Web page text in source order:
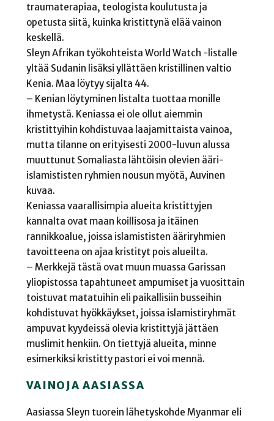
traumaterapiaa, teologista koulutusta ja
opetusta siitä, kuinka kristittynä elää vainon
keskellä.
Sleyn Afrikan työkohteista World Watch -listalle
yltää Sudanin lisäksi yllättäen kristillinen valtio
Kenia. Maa löytyy sijalta 44.
– Kenian löytyminen listalta tuottaa monille
ihmetystä. Keniassa ei ole ollut aiemmin
kristittyihin kohdistuvaa laajamittaista vainoa,
mutta tilanne on erityisesti 2000-luvun alussa
muuttunut Somaliasta lähtöisin olevien ääri-
islamististen ryhmien nousun myötä, Auvinen
kuvaa.
Keniassa vaarallisimpia alueita kristittyjen
kannalta ovat maan koillisosa ja itäinen
rannikkoalue, joissa islamististen ääriryhmien
tavoitteena on ajaa kristityt pois alueilta.
– Merkkejä tästä ovat muun muassa Garissan
yliopistossa tapahtuneet ampumiset ja vuosittain
toistuvat matatuihin eli paikallisiin busseihin
kohdistuvat hyökkäykset, joissa islamistiryhmät
ampuvat kyydeissä olevia kristittyjä jättäen
muslimit henkiin. On tiettyjä alueita, minne
esimerkiksi kristitty pastori ei voi mennä.
VAINOJA AASIASSA
Aasiassa Sleyn tuorein lähetyskohde Myanmar eli